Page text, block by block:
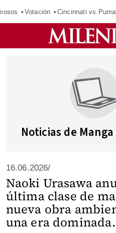
Votación Cincinnati vs
Noticias de
16.06.2026/
Naoki Urasawa
última clase de
nueva obra
una era